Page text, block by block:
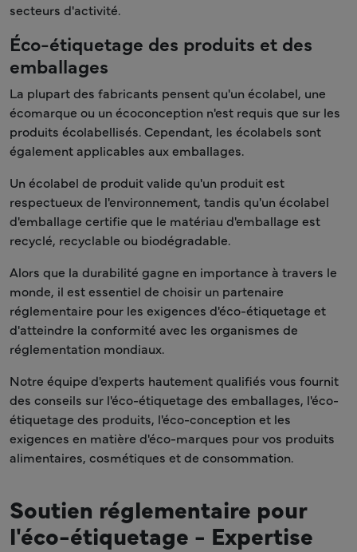
secteurs d'activité.
Éco-étiquetage des produits et des
emballages
La plupart des fabricants pensent qu'un écolabel, une
écomarque ou un écoconception n'est requis que sur les
produits écolabellisés. Cependant, les écolabels sont
également applicables aux emballages.
Un écolabel de produit valide qu'un produit est
respectueux de l'environnement, tandis qu'un écolabel
d'emballage certifie que le matériau d'emballage est
recyclé, recyclable ou biodégradable.
Alors que la durabilité gagne en importance à travers le
monde, il est essentiel de choisir un partenaire
réglementaire pour les exigences d'éco-étiquetage et
d'atteindre la conformité avec les organismes de
réglementation mondiaux.
Notre équipe d'experts hautement qualifiés vous fournit
des conseils sur l'éco-étiquetage des emballages, l'éco-
étiquetage des produits, l'éco-conception et les
exigences en matière d'éco-marques pour vos produits
alimentaires, cosmétiques et de consommation.
Soutien réglementaire pour
l'éco-étiquetage - Expertise